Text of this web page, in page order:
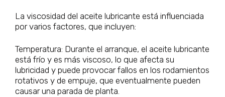
La viscosidad del aceite lubricante está influenciada
por varios factores, que incluyen:
Temperatura: Durante el arranque, el aceite lubricante
está frío y es más viscoso, lo que afecta su
lubricidad y puede provocar fallos en los rodamientos
rotativos y de empuje, que eventualmente pueden
causar una parada de planta.